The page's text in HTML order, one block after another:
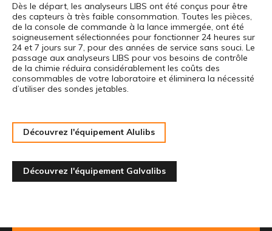
Dès le départ, les analyseurs LIBS ont été conçus pour être
des capteurs à très faible consommation. Toutes les pièces,
de la console de commande à la lance immergée, ont été
soigneusement sélectionnées pour fonctionner 24 heures sur
24 et 7 jours sur 7, pour des années de service sans souci. Le
passage aux analyseurs LIBS pour vos besoins de contrôle
de la chimie réduira considérablement les coûts des
consommables de votre laboratoire et éliminera la nécessité
d’utiliser des sondes jetables.
Découvrez l'équipement Alulibs
Découvrez l'équipement Galvalibs